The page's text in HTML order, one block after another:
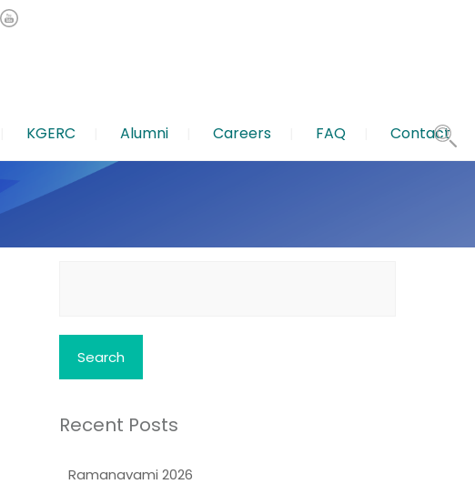
KGERC Alumni Careers FAQ Contact
Recent Posts
Ramanavami 2026